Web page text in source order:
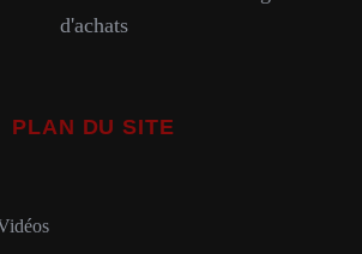
d'achats
PLAN DU SITE